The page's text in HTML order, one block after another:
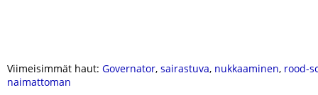
Viimeisimmät haut: Governator, sairastuva, nukkaaminen, rood-
naimattoman